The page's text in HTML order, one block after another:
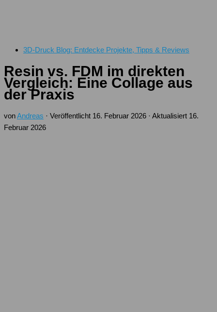
3D-Druck Blog: Entdecke Projekte, Tipps & Reviews
Resin vs. FDM im direkten
Vergleich: Eine Collage aus
der Praxis
vonAndreas · Veröffentlicht 16. Februar 2026 · Aktualisiert 16.
Februar 2026